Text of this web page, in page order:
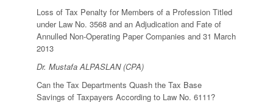
Loss of Tax Penalty for Members of a Profession Titled
under Law No. 3568 and an Adjudication and Fate of
Annulled Non-Operating Paper Companies and 31 March
2013
Dr. Mustafa ALPASLAN (CPA)
Can the Tax Departments Quash the Tax Base
Savings of Taxpayers According to Law No. 6111?